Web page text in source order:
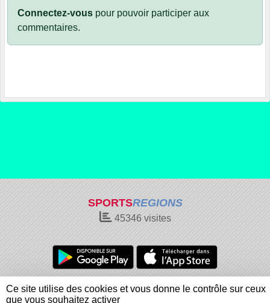
Connectez-vous pour pouvoir participer aux
commentaires.
SPORTSREGIONS
45346visites
Charte cookies
Gestion des cookies
Informations légales
Signaler un contenu inapproprié
Ce site utilise des cookies et vous donne le contrôle sur ceux
que vous souhaitez activer